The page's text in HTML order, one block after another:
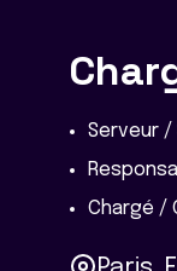
Serveur /
Chargé /